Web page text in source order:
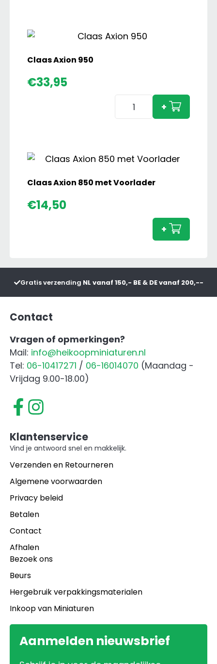
Editie
aantal
Claas Axion 950
€33,95
Claas
Axion
+
Claas Axion 850 met Voorlader
€14,50
met
aantal
+
Gratis verzending NL vanaf 150,- BE & DE vanaf 200,--
Contact
Vragen of opmerkingen?
Mail: info@heikoopminiaturen.nl
Tel: 06-10417271 / 06-16014070 (Maandag -
Vrijdag 9.00-18.00)
Klantenservice
Vind je antwoord snel en makkelijk.
Verzenden en Retourneren
Algemene voorwaarden
Privacy beleid
Betalen
Contact
Afhalen
Bezoek ons
Beurs
Hergebruik verpakkingsmaterialen
Inkoop van Miniaturen
Aanmelden nieuwsbrief